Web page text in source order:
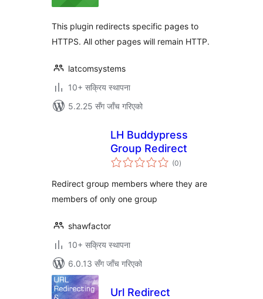
This plugin redirects specific pages to
HTTPS. All other pages will remain HTTP.
latcomsystems
10+ सक्रिय स्थापना
5.2.25 सँग जाँच गरिएको
LH Buddypress
Group Redirect
(0कुल
रेटिङ्गहरू
)
Redirect group members where they are
members of only one group
shawfactor
10+ सक्रिय स्थापना
6.0.13 सँग जाँच गरिएको
Url Redirect